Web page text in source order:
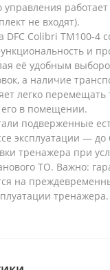
работает
не входят).
DFC Colibri TM100-4
и
её удобным
а наличие
легко
в помещении.
подверженные
эксплуатации — до
тренажера при
ТО. Важно:
на
тренажера.